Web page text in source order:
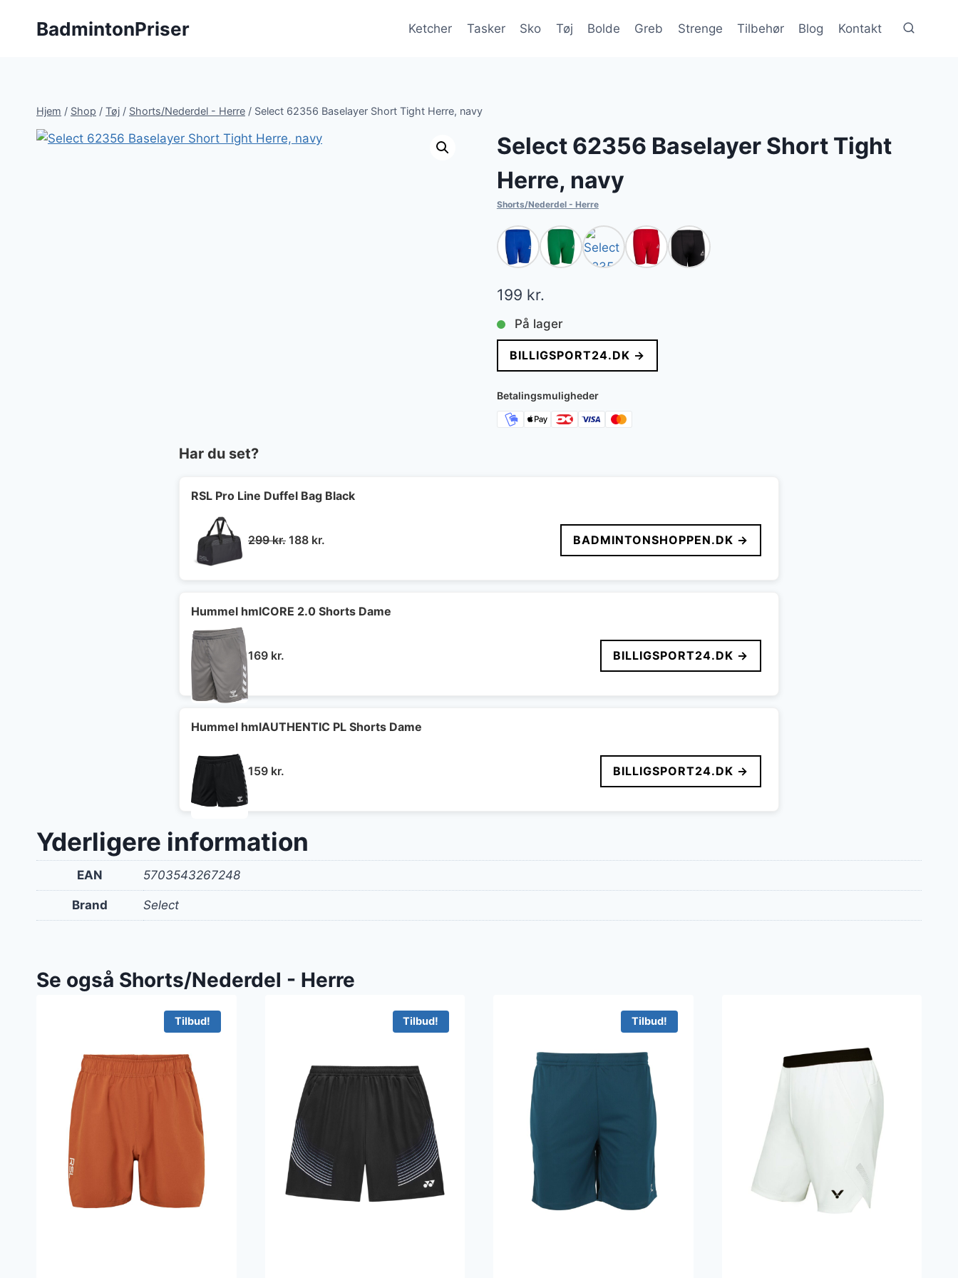
BadmintonPriser Ketcher Tasker Sko Tøj Bolde Greb Strenge Tilbehør Blog Kontakt
Hjem / Shop / Tøj / Shorts/Nederdel - Herre / Select 62356 Baselayer Short Tight Herre, navy
Select 62356 Baselayer Short Tight
Herre, navy
Shorts/Nederdel - Herre
199 kr.
På lager
BILLIGSPORT24.DK →
Betalingsmuligheder
Har du set?
RSL Pro Line Duffel Bag Black
299kr. Den
299 kr..
188 kr.
188 kr..
BADMINTONSHOPPEN.DK →
Hummel hmlCORE 2.0 Shorts Dame
169 kr. BILLIGSPORT24.DK →
Hummel hmlAUTHENTIC PL Shorts Dame
159 kr. BILLIGSPORT24.DK →
Yderligere information
EAN 5703543267248
Brand Select
Se også Shorts/Nederdel - Herre
Tilbud! Tilbud! Tilbud!